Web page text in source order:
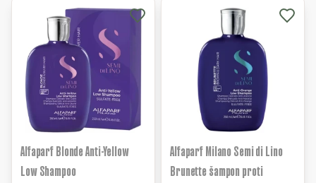
Alfaparf Blonde Anti-Yellow
Low Shampoo
Alfaparf Milano Semi di Lino
Brunette šampon proti